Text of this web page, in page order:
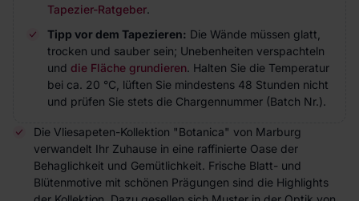
Tapezier-Ratgeber.
Tipp vor dem Tapezieren: Die Wände müssen glatt,
trocken und sauber sein; Unebenheiten verspachteln
und die Fläche grundieren. Halten Sie die Temperatur
bei ca. 20 °C, lüften Sie mindestens 48 Stunden nicht
und prüfen Sie stets die Chargennummer (Batch Nr.).
Die Vliesapeten-Kollektion "Botanica" von Marburg
verwandelt Ihr Zuhause in eine raffinierte Oase der
Behaglichkeit und Gemütlichkeit. Frische Blatt- und
Blütenmotive mit schönen Prägungen sind die Highlights